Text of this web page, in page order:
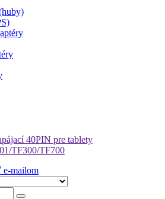
40PIN pre tablety
TF300/TF700
mailom